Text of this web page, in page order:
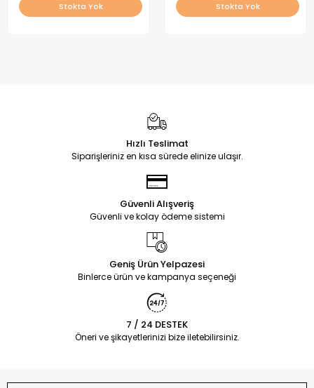
Stokta Yok Stokta Yok
Hızlı Teslimat
Siparişleriniz en kısa sürede elinize ulaşır.
Güvenli Alışveriş
Güvenli ve kolay ödeme sistemi
Geniş Ürün Yelpazesi
Binlerce ürün ve kampanya seçeneği
7 / 24 DESTEK
Öneri ve şikayetlerinizi bize iletebilirsiniz.